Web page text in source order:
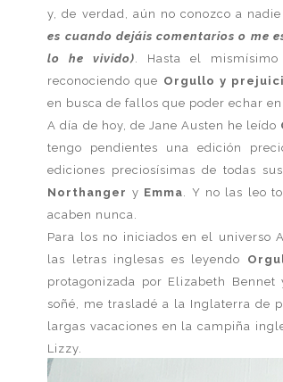
y, de verdad, aún no conozco a
es cuando dejáis comentarios o me
lo he vivido) . Hasta el
reconociendo que Orgullo y
en busca de fallos que poder echar en
A día de hoy, de Jane Austen he leído
tengo pendientes una edición
ediciones preciosísimas de todas
Northanger y Emma . Y no las leo
acaben nunca.
Para los no iniciados en el universo
las letras inglesas es leyendo
protagonizada por Elizabeth
soñé, me trasladé a la Inglaterra de
largas vacaciones en la campiña
Lizzy.